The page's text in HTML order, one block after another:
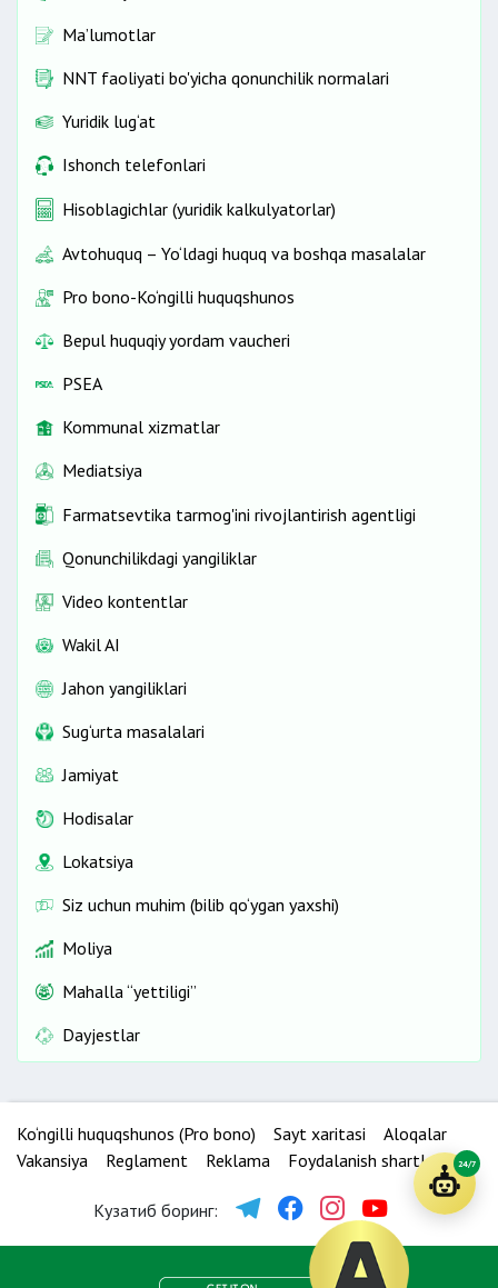
Ma’lumotlar
NNT faoliyati bo'yicha qonunchilik normalari
Yuridik lug‘at
Ishonch telefonlari
Hisoblagichlar (yuridik kalkulyatorlar)
Avtohuquq – Yo‘ldagi huquq va boshqa masalalar
Pro bono-Ko‘ngilli huquqshunos
Bepul huquqiy yordam vaucheri
PSEA
Kommunal xizmatlar
Mediatsiya
Farmatsevtika tarmog'ini rivojlantirish agentligi
Qonunchilikdagi yangiliklar
Video kontentlar
Wakil AI
Jahon yangiliklari
Sug‘urta masalalari
Jamiyat
Hodisalar
Lokatsiya
Siz uchun muhim (bilib qo‘ygan yaxshi)
Moliya
Mahalla “yettiligi”
Dayjestlar
Ko‘ngilli huquqshunos (Pro bono) Sayt xaritasi
Aloqalar
Vakansiya
Reglament Reklama Foydalanish shartlari
Кузатиб боринг:
24/7